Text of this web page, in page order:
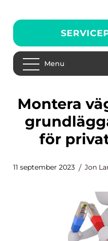
Menu
Montera vägguttag – en
för
11 september 2023 Jon